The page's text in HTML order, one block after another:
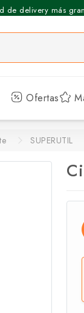
de delivery más
Express -
Ofertas
SUPERUTIL